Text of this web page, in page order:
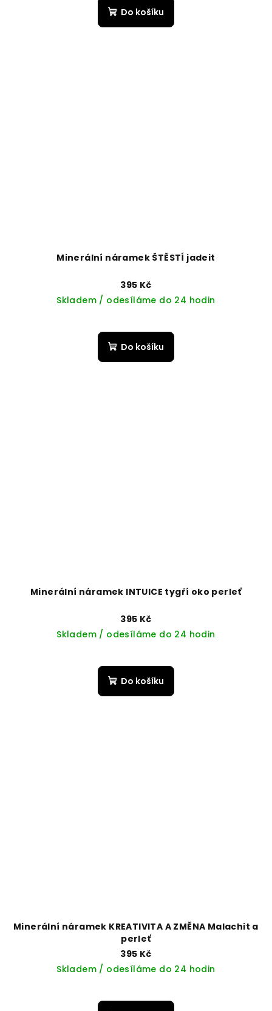
Do košíku
Minerální náramek ŠTĚSTÍ jadeit
395 Kč
Skladem / odesíláme do 24 hodin
Do košíku
Minerální náramek INTUICE tygří oko perleť
395 Kč
Skladem / odesíláme do 24 hodin
Do košíku
Minerální náramek KREATIVITA A ZMĚNA Malachit a
perleť
395 Kč
Skladem / odesíláme do 24 hodin